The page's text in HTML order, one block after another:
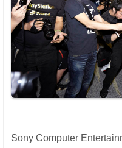
Sony Computer